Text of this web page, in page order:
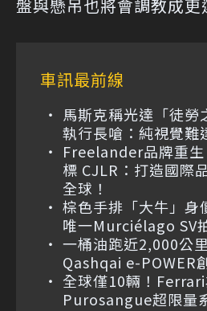
盤與懸吊也將會調教成更
車訊最前線
馬斯克稱光達「徒
執行長嗆：純視覺難
Freelander品牌重生
標 CJLR：打造國際
全球！
棕色手排「大牛」身
唯一Murciélago SV
一桶油跑近2,000公
Qashqai e-POWER
全球僅10輛！
Purosangue超限量